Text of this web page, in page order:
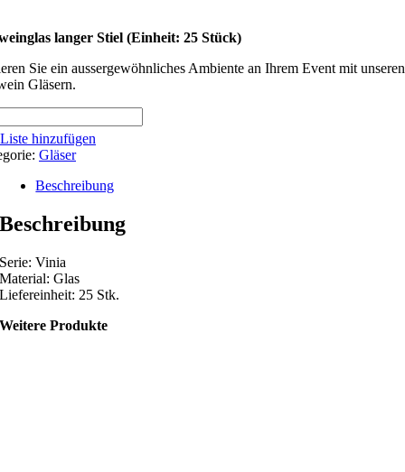
langer Stiel (Einheit: 25 Stück)
Sie ein aussergewöhnliches Ambiente an Ihrem Event mit unseren
Gläsern.
hinzufügen
Gläser
Beschreibung
Beschreibung
Serie: Vinia
Material: Glas
Liefereinheit: 25 Stk.
Weitere Produkte